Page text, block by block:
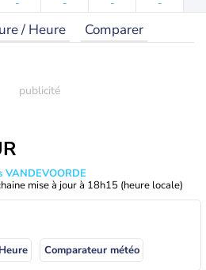
- - - -
/ Heure Comparer
VANDEVOORDE
mise à jour à 18h15 (heure locale)
Comparateur météo